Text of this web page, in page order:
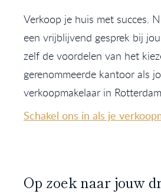
Verkoop je huis met succes.
een vrijblijvend gesprek bij
zelf de voordelen van het
gerenommeerde kantoor als
verkoopmakelaar in
Schakel ons in als je
Op zoek naar jouw